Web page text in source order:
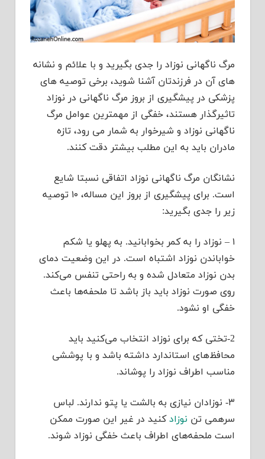
مرگ ناگهانی نوزاد را جدی بگیرید و با علائم و نشانه
های آن در فرزندتان آشنا شوید، برخی توصیه های
پزشکی در پیشگیری از بروز مرگ ناگهانی در نوزاد
تاثیرگذار هستند، خفگی از مهمترین عوامل مرگ
ناگهانی نوزاد و شیرخوار به شمار می رود، تازه
مادران باید به این مطلب بیشتر دقت کنند.
نشانگان مرگ ناگهانی نوزاد اتفاقی نسبتا شایع
است. برای پیشگیری از بروز این مساله، ۱۰ توصیه
زیر را جدی بگیرید:
۱ – نوزاد را به کمر بخوابانید. به پهلو یا شکم
خواباندن نوزاد اشتباه است. در این وضعیت دمای
بدن نوزاد متعادل شده و به راحتی تنفس می‌کند.
روی صورت نوزاد باید باز باشد تا ملحفه‌ها باعث
خفگی او نشود.
2-تختی که برای نوزاد انتخاب می‌کنید باید
محافظ‌های استاندارد داشته باشد و با پوششی
مناسب اطراف نوزاد را پوشاند.
۳- نوزادان نیازی به بالشت یا پتو ندارند. لباس
سرهمی تن نوزادکنید در غیر این صورت ممکن
است ملحفه‌های اطراف باعث خفگی نوزاد شوند.